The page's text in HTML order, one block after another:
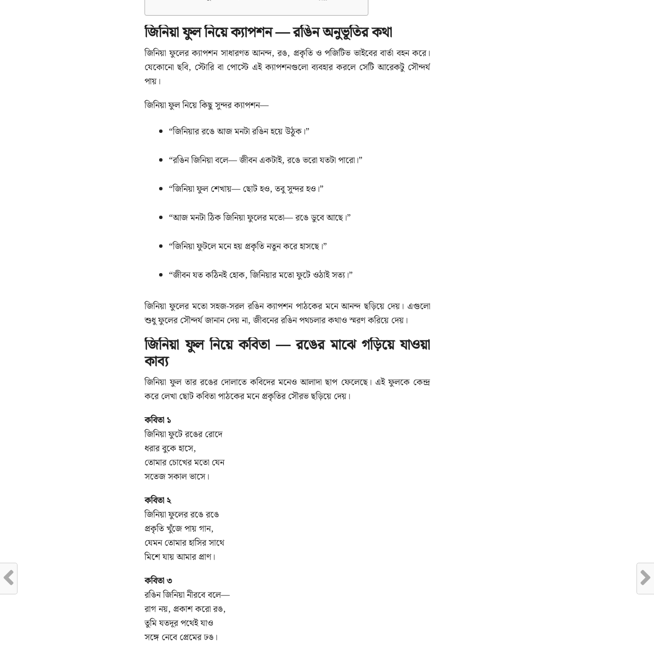
জিনিয়া ফুল নিয়ে ক্যাপশন — রঙিন অনুভূতির কথা
জিনিয়া ফুলের ক্যাপশন সাধারণত আনন্দ, রঙ, প্রকৃতি ও পজিটিভ ভাইবের বার্তা বহন করে।
যেকোনো ছবি, স্টোরি বা পোস্টে এই ক্যাপশনগুলো ব্যবহার করলে সেটি আরেকটু সৌন্দর্য
পায়।
জিনিয়া ফুল নিয়ে কিছু সুন্দর ক্যাপশন—
“জিনিয়ার রঙে আজ মনটা রঙিন হয়ে উঠুক।”
“রঙিন জিনিয়া বলে— জীবন একটাই, রঙে ভরো যতটা পারো।”
“জিনিয়া ফুল শেখায়— ছোট হও, তবু সুন্দর হও।”
“আজ মনটা ঠিক জিনিয়া ফুলের মতো— রঙে ডুবে আছে।”
“জিনিয়া ফুটলে মনে হয় প্রকৃতি নতুন করে হাসছে।”
“জীবন যত কঠিনই হোক, জিনিয়ার মতো ফুটে ওঠাই সত্য।”
জিনিয়া ফুলের মতো সহজ-সরল রঙিন ক্যাপশন পাঠকের মনে আনন্দ ছড়িয়ে দেয়। এগুলো
শুধু ফুলের সৌন্দর্য জানান দেয় না, জীবনের রঙিন পথচলার কথাও স্মরণ করিয়ে দেয়।
জিনিয়া ফুল নিয়ে কবিতা — রঙের মাঝে গড়িয়ে যাওয়া
কাব্য
জিনিয়া ফুল তার রঙের দোলাতে কবিদের মনেও আলাদা ছাপ ফেলেছে। এই ফুলকে কেন্দ্র
করে লেখা ছোট কবিতা পাঠকের মনে প্রকৃতির সৌরভ ছড়িয়ে দেয়।
কবিতা ১
জিনিয়া ফুটে রঙের রোদে
ধরার বুকে হাসে,
তোমার চোখের মতো যেন
সতেজ সকাল ভাসে।
কবিতা ২
জিনিয়া ফুলের রঙে রঙে
প্রকৃতি খুঁজে পায় গান,
যেমন তোমার হাসির সাথে
মিশে যায় আমার প্রাণ।
কবিতা ৩
রঙিন জিনিয়া নীরবে বলে—
রাগ নয়, প্রকাশ করো রঙ,
তুমি যতদূর পথেই যাও
সঙ্গে নেবে প্রেমের ঢঙ।